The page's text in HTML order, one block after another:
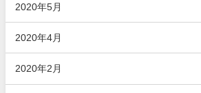
2020年5月
2020年4月
2020年2月